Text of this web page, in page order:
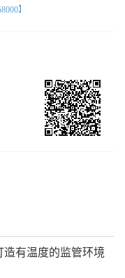
】
有温度的监管环境